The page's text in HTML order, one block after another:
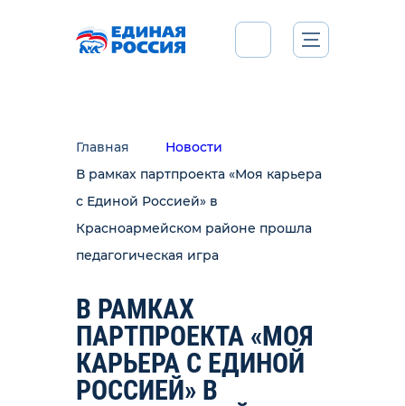
Главная
Новости
В рамках партпроекта «Моя карьера
с Единой Россией» в
Красноармейском районе прошла
педагогическая игра
В РАМКАХ
ПАРТПРОЕКТА «МОЯ
КАРЬЕРА С ЕДИНОЙ
РОССИЕЙ» В